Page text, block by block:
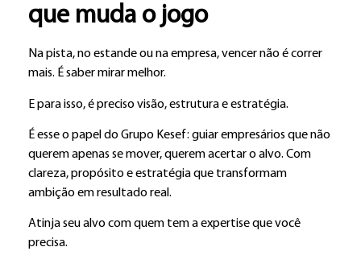
que muda o jogo
Na pista, no estande ou na empresa, vencer não é correr
mais. É saber mirar melhor.
E para isso, é preciso visão, estrutura e estratégia.
É esse o papel do Grupo Kesef: guiar empresários que não
querem apenas se mover, querem acertar o alvo. Com
clareza, propósito e estratégia que transformam
ambição em resultado real.
Atinja seu alvo com quem tem a expertise que você
precisa.